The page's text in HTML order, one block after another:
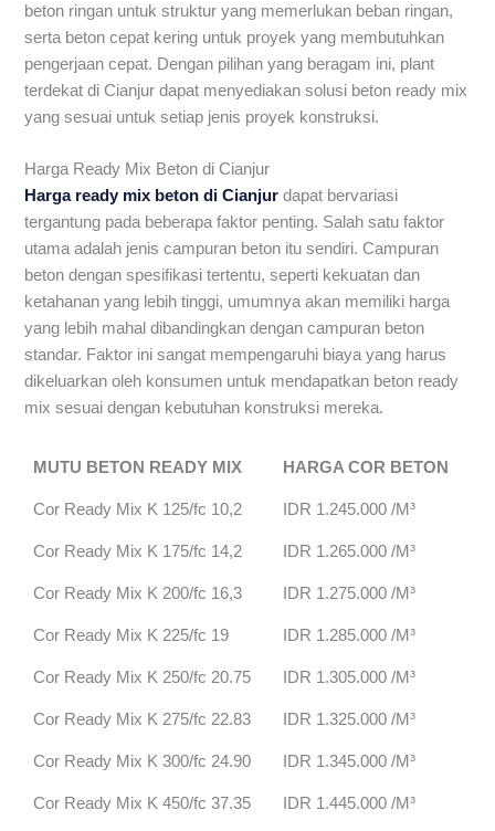
beton ringan untuk struktur yang memerlukan beban ringan,
serta beton cepat kering untuk proyek yang membutuhkan
pengerjaan cepat. Dengan pilihan yang beragam ini, plant
terdekat di Cianjur dapat menyediakan solusi beton ready mix
yang sesuai untuk setiap jenis proyek konstruksi.
Harga Ready Mix Beton di Cianjur
Harga ready mix beton di Cianjur dapat bervariasi
tergantung pada beberapa faktor penting. Salah satu faktor
utama adalah jenis campuran beton itu sendiri. Campuran
beton dengan spesifikasi tertentu, seperti kekuatan dan
ketahanan yang lebih tinggi, umumnya akan memiliki harga
yang lebih mahal dibandingkan dengan campuran beton
standar. Faktor ini sangat mempengaruhi biaya yang harus
dikeluarkan oleh konsumen untuk mendapatkan beton ready
mix sesuai dengan kebutuhan konstruksi mereka.
MUTU BETON READY MIX HARGA COR BETON
Cor Ready Mix K 125/fc 10,2 IDR 1.245.000 /M³
Cor Ready Mix K 175/fc 14,2 IDR 1.265.000 /M³
Cor Ready Mix K 200/fc 16,3 IDR 1.275.000 /M³
Cor Ready Mix K 225/fc 19 IDR 1.285.000 /M³
Cor Ready Mix K 250/fc 20.75 IDR 1.305.000 /M³
Cor Ready Mix K 275/fc 22.83 IDR 1.325.000 /M³
Cor Ready Mix K 300/fc 24.90 IDR 1.345.000 /M³
Cor Ready Mix K 450/fc 37.35 IDR 1.445.000 /M³